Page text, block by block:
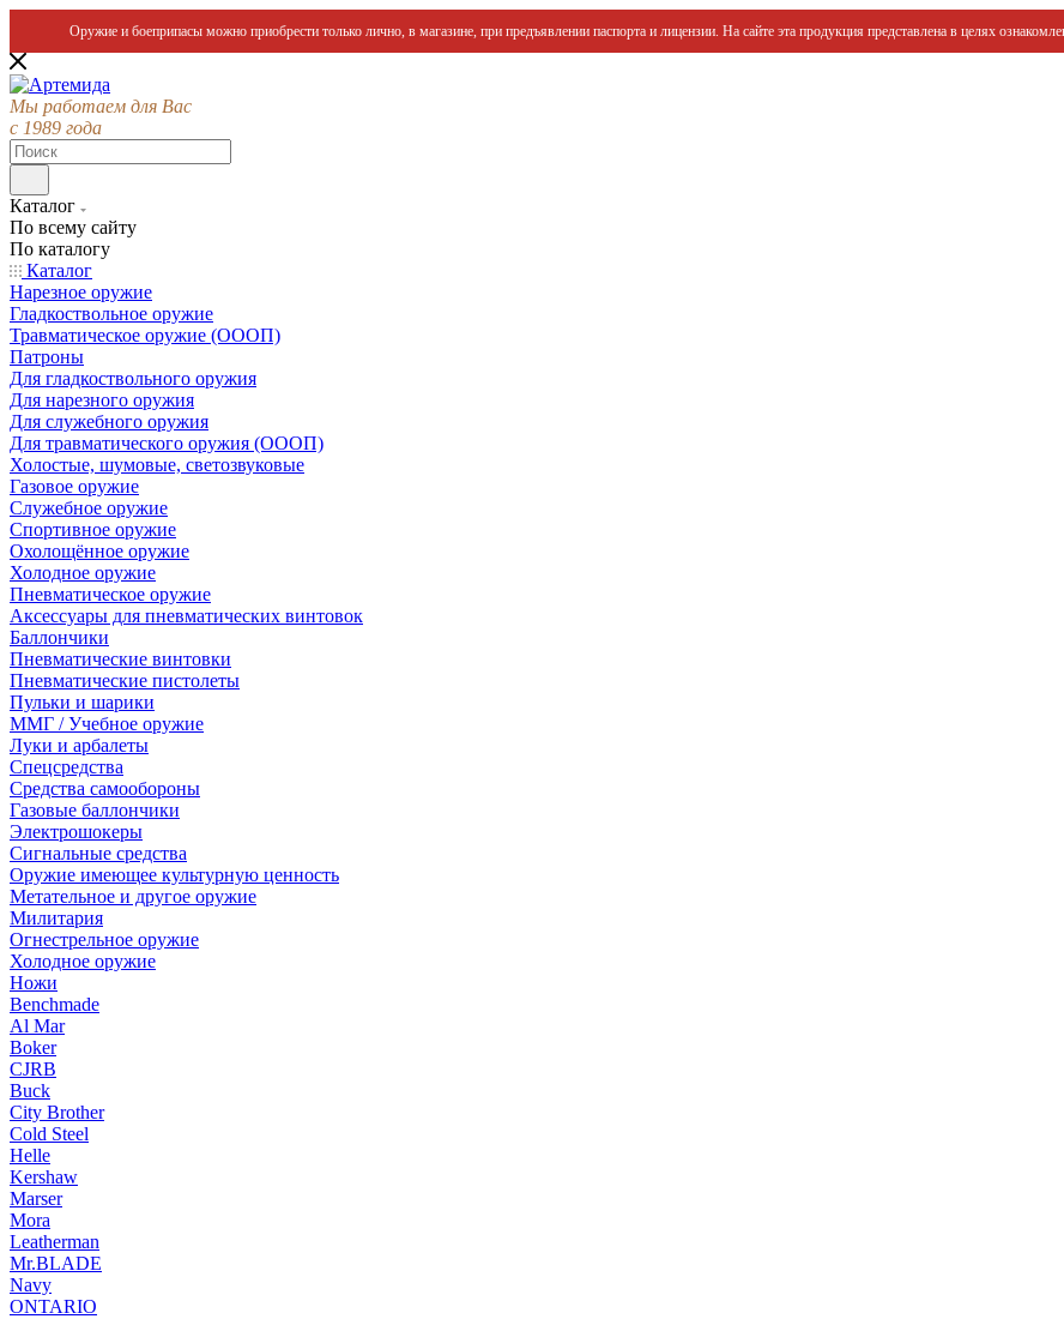
Оружие и боеприпасы можно приобрести только лично, в магазине, при предъявлении паспорта и лицензии. На сайте эта продукция представлена в целях
Мы работаем для Вас
с 1989 года
Каталог
По всему сайту
По каталогу
Каталог
Нарезное оружие
Гладкоствольное оружие
Травматическое оружие (ОООП)
Патроны
Для гладкоствольного оружия
Для нарезного оружия
Для служебного оружия
Для травматического оружия (ОООП)
Холостые, шумовые, светозвуковые
Газовое оружие
Служебное оружие
Спортивное оружие
Охолощённое оружие
Холодное оружие
Пневматическое оружие
Аксессуары для пневматических винтовок
Баллончики
Пневматические винтовки
Пневматические пистолеты
Пульки и шарики
ММГ / Учебное оружие
Луки и арбалеты
Спецсредства
Средства самообороны
Газовые баллончики
Электрошокеры
Сигнальные средства
Оружие имеющее культурную ценность
Метательное и другое оружие
Милитария
Огнестрельное оружие
Холодное оружие
Ножи
Benchmade
Al Mar
Boker
CJRB
Buck
City Brother
Cold Steel
Helle
Kershaw
Marser
Mora
Leatherman
Mr.BLADE
Navy
ONTARIO